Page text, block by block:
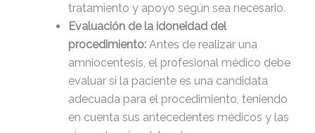
tratamiento y apoyo según sea necesario.
Evaluación de la idoneidad del
procedimiento:Antes de realizar una
amniocentesis, el profesional médico debe
evaluar si la paciente es una candidata
adecuada para el procedimiento, teniendo
en cuenta sus antecedentes médicos y las